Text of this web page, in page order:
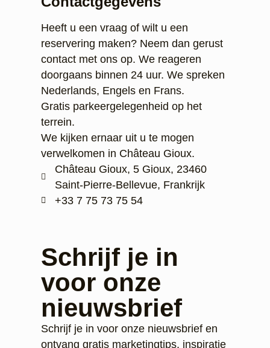
Heeft u een vraag of wilt u een
reservering maken? Neem dan gerust
contact met ons op. We reageren
doorgaans binnen 24 uur. We spreken
Nederlands, Engels en Frans.
Gratis parkeergelegenheid op het
terrein.
We kijken ernaar uit u te mogen
verwelkomen in Château Gioux.
Château Gioux, 5 Gioux, 23460
Saint-Pierre-Bellevue, Frankrijk
‭+33 7 75 73 75 54‬
Schrijf je in
voor onze
nieuwsbrief
Schrijf je in voor onze nieuwsbrief en
ontvang gratis marketingtips, inspiratie